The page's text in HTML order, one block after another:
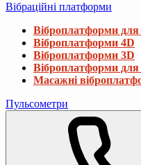
Вібраційні платформи
Віброплатформи
Віброплатформи 4D
Віброплатформи 3D
Віброплатформи для
Масажні
Пульсометри